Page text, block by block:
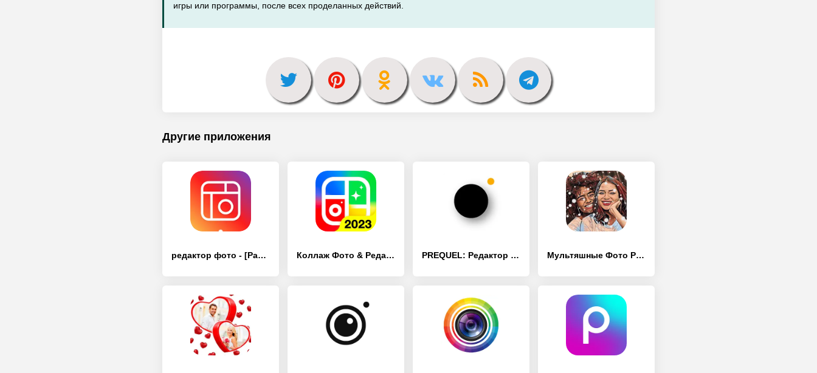
игры или программы, после всех проделанных действий.
Другие приложения
редактор фото - [Разблокированная версия] Коллаж Фото & Редактор Фото - [Разблокированная версия] PREQUEL: Редактор фото и видео - [Премиум версия] Мультяшные Фото Редактор - [Разблокированная версия]